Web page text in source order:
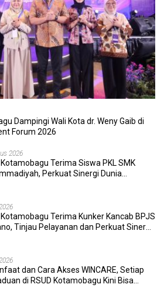
Dampingi Wali Kota dr. Weny Gaib di
Forum 2026
2026
Kotamobagu Terima Siswa PKL SMK
Perkuat Sinergi Dunia
Kotamobagu Terima Kunker Kancab BPJS
Tinjau Pelayanan dan Perkuat Sinergi
dan Cara Akses WINCARE, Setiap
di RSUD Kotamobagu Kini Bisa